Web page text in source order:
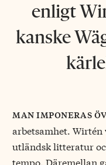
enligt
kanske
man imponeras
arbetsamhet.
utländsk litteratur
tempo. Däremellan